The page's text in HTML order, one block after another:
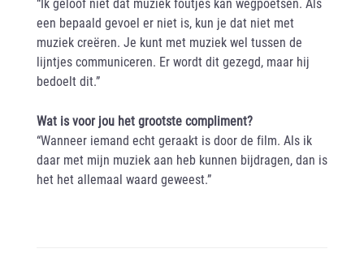
een bepaald gevoel er niet is, kun je dat niet met
muziek creëren. Je kunt met muziek wel tussen de
lijntjes communiceren. Er wordt dit gezegd, maar hij
bedoelt dit.”
Wat is voor jou het grootste compliment?
“Wanneer iemand echt geraakt is door de film. Als ik
daar met mijn muziek aan heb kunnen bijdragen, dan is
het het allemaal waard geweest.”